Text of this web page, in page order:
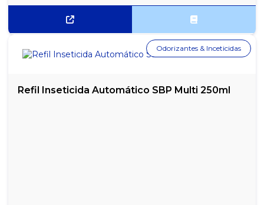
Refil Inseticida Automático SBP Multi 250ml
Odorizantes & Inceticidas